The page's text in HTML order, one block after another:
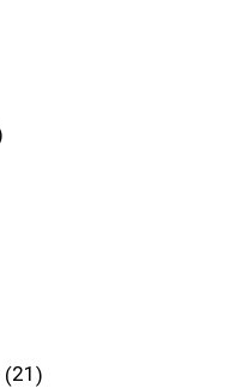
21